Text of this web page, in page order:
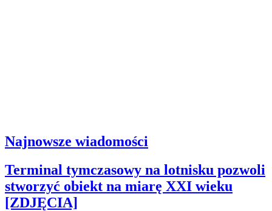
Najnowsze wiadomości
Terminal tymczasowy na lotnisku pozwoli
stworzyć obiekt na miarę XXI wieku
[ZDJĘCIA]